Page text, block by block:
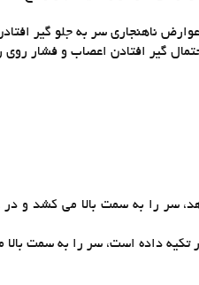
ناهنجاری سر به جلو گیر
گیر افتادن اعصاب و فشار
سر را به سمت بالا می کشد